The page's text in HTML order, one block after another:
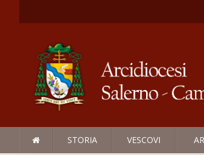
STORIA VESCOVI